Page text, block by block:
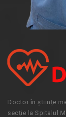
Doctor în științe
secție la Spitalul